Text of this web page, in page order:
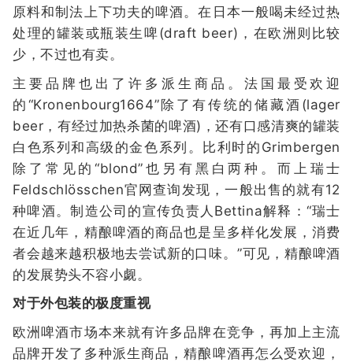
原料和制法上下功夫的啤酒。在日本一般喝未经过热
处理的罐装或瓶装生啤(draft beer)，在欧洲则比较
少，不过也有卖。
主要品牌也出了许多派生商品。法国最受欢迎
的“Kronenbourg1664”除了有传统的储藏酒(lager
beer，有经过加热杀菌的啤酒)，还有口感清爽的罐装
白色系列和高级的金色系列。比利时的Grimbergen
除了常见的“blond”也另有黑白两种。而上瑞士
Feldschlösschen官网查询发现，一般出售的就有12
种啤酒。制造公司的宣传负责人Bettina解释：“瑞士
在近几年，精酿啤酒的商品也是呈多样化发展，消费
者会越来越积极地去尝试新的口味。”可见，精酿啤酒
的发展势头不容小觑。
对于外包装的极度重视
欧洲啤酒市场本来就有许多品牌在竞争，再加上主流
品牌开发了多种派生商品，精酿啤酒再怎么受欢迎，